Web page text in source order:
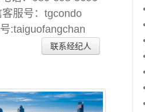
客服号：tgcondo
:taiguofangchan
联系经纪人